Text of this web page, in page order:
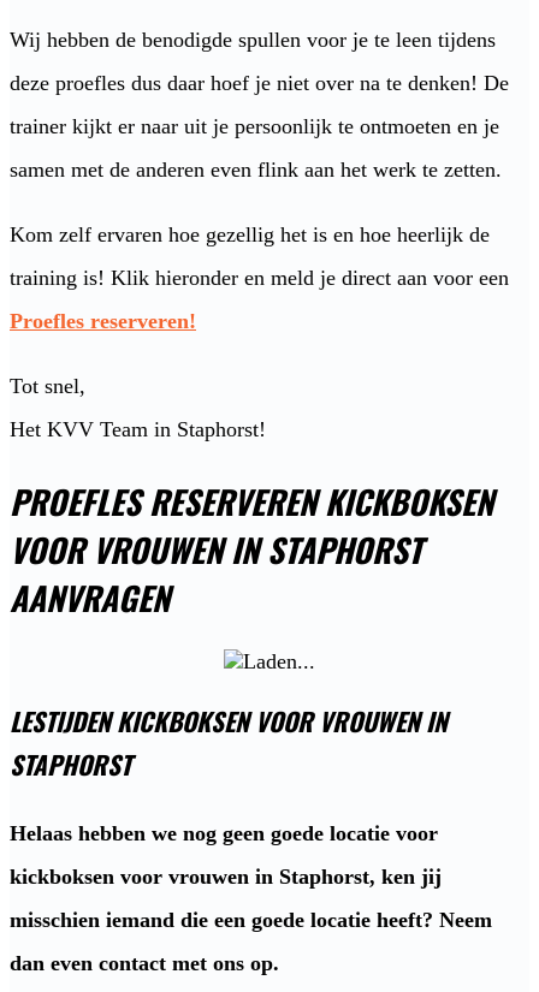
Wij hebben de benodigde spullen voor je te leen tijdens
deze proefles dus daar hoef je niet over na te denken! De
trainer kijkt er naar uit je persoonlijk te ontmoeten en je
samen met de anderen even flink aan het werk te zetten.
Kom zelf ervaren hoe gezellig het is en hoe heerlijk de
training is! Klik hieronder en meld je direct aan voor een
Proefles reserveren!
Tot snel,
Het KVV Team in Staphorst!
PROEFLES RESERVEREN KICKBOKSEN
VOOR VROUWEN IN STAPHORST
AANVRAGEN
LESTIJDEN KICKBOKSEN VOOR VROUWEN IN
STAPHORST
Helaas hebben we nog geen goede locatie voor
kickboksen voor vrouwen in Staphorst, ken jij
misschien iemand die een goede locatie heeft? Neem
dan even contact met ons op.